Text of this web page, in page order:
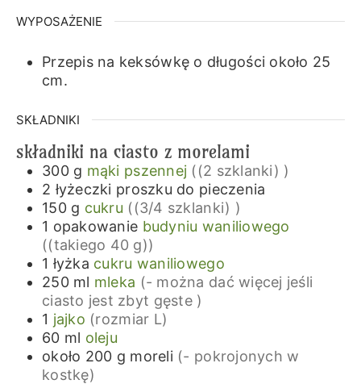
WYPOSAŻENIE
Przepis na keksówkę o długości około 25
cm.
SKŁADNIKI
składniki na ciasto z morelami
300 g mąki pszennej ((2 szklanki) )
2 łyżeczki proszku do pieczenia
150 g cukru ((3/4 szklanki) )
1 opakowanie budyniu waniliowego
((takiego 40 g))
1 łyżka cukru waniliowego
250 ml mleka (- można dać więcej jeśli
ciasto jest zbyt gęste )
1 jajko (rozmiar L)
60 ml oleju
około 200 g moreli (- pokrojonych w
kostkę)